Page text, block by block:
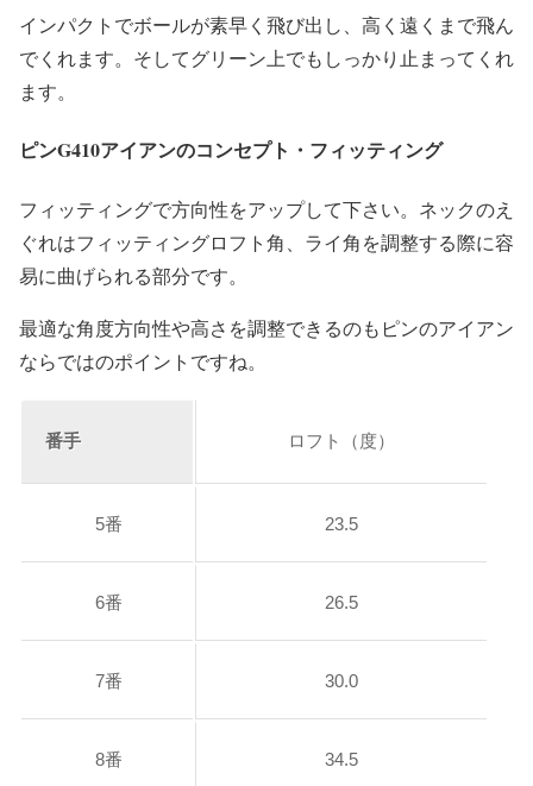
インパクトでボールが素早く飛び出し、高く遠くまで飛ん
でくれます。そしてグリーン上でもしっかり止まってくれ
ます。
ピンG410アイアンのコンセプト・フィッティング
フィッティングで方向性をアップして下さい。ネックのえ
ぐれはフィッティングロフト角、ライ角を調整する際に容
易に曲げられる部分です。
最適な角度方向性や高さを調整できるのもピンのアイアン
ならではのポイントですね。
番手 ロフト（度）
5番 23.5
6番 26.5
7番 30.0
8番 34.5